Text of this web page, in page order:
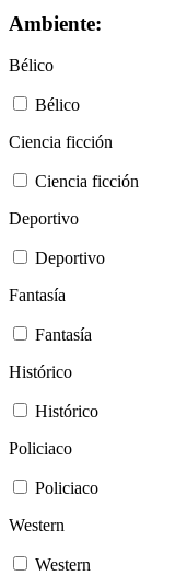
Ambiente:
Bélico
Bélico
Ciencia ficción
Ciencia ficción
Deportivo
Deportivo
Fantasía
Fantasía
Histórico
Histórico
Policiaco
Policiaco
Western
Western